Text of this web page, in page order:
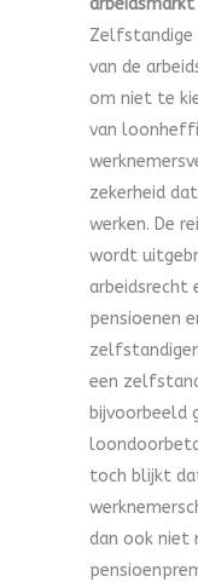
arbeidsmarkt
Zelfstandige
van de
om niet te
van
zekerheid
werken. De
wordt
arbeidsrecht
pensioenen
een
bijvoorbeeld
toch blijkt
dan ook niet